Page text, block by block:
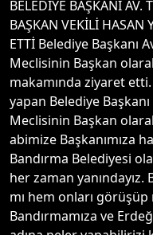
BELEDİYE BAŞKANI AV.
BAŞKAN VEKİLİ HASAN
ETTİ Belediye Başkanı
Meclisinin Başkan
makamında ziyaret
yapan Belediye
Meclisinin Başkan
abimize Başkanımıza
Bandırma Belediyesi
her zaman
mı hem onları görüşüp
Bandırmamıza ve